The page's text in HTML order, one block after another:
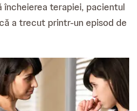
încheierea terapiei, pacientul
a trecut printr-un episod de